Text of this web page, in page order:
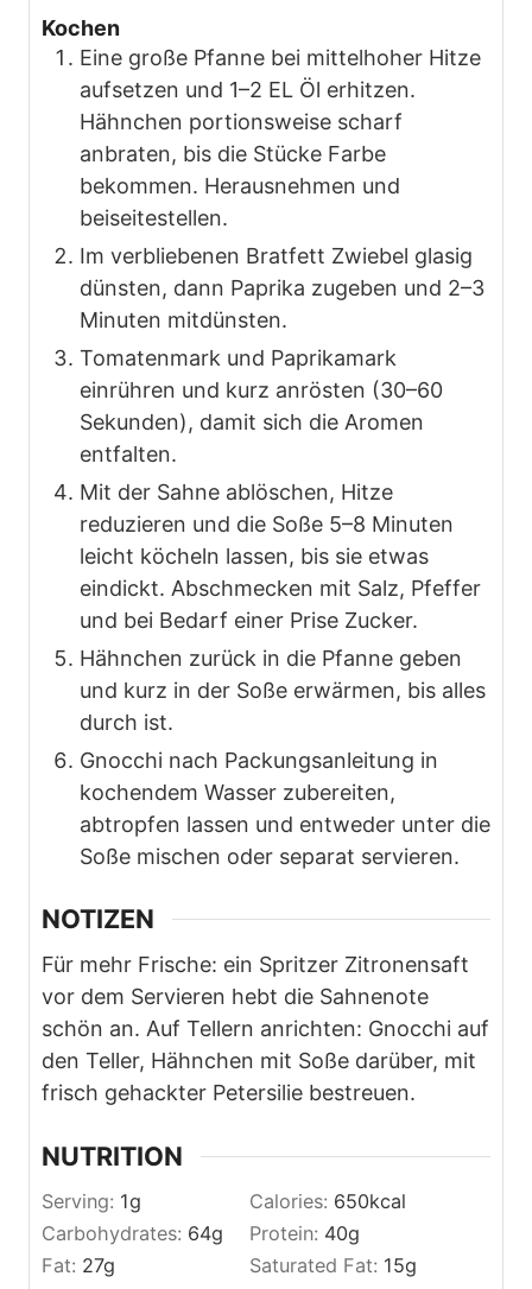
Kochen
Eine große Pfanne bei mittelhoher Hitze
aufsetzen und 1–2 EL Öl erhitzen.
Hähnchen portionsweise scharf
anbraten, bis die Stücke Farbe
bekommen. Herausnehmen und
beiseitestellen.
Im verbliebenen Bratfett Zwiebel glasig
dünsten, dann Paprika zugeben und 2–3
Minuten mitdünsten.
Tomatenmark und Paprikamark
einrühren und kurz anrösten (30–60
Sekunden), damit sich die Aromen
entfalten.
Mit der Sahne ablöschen, Hitze
reduzieren und die Soße 5–8 Minuten
leicht köcheln lassen, bis sie etwas
eindickt. Abschmecken mit Salz, Pfeffer
und bei Bedarf einer Prise Zucker.
Hähnchen zurück in die Pfanne geben
und kurz in der Soße erwärmen, bis alles
durch ist.
Gnocchi nach Packungsanleitung in
kochendem Wasser zubereiten,
abtropfen lassen und entweder unter die
Soße mischen oder separat servieren.
NOTIZEN
Für mehr Frische: ein Spritzer Zitronensaft
vor dem Servieren hebt die Sahnenote
schön an. Auf Tellern anrichten: Gnocchi auf
den Teller, Hähnchen mit Soße darüber, mit
frisch gehackter Petersilie bestreuen.
NUTRITION
Serving: 1g Calories: 650kcal
Carbohydrates: 64g Protein: 40g
Fat: 27g Saturated Fat: 15g